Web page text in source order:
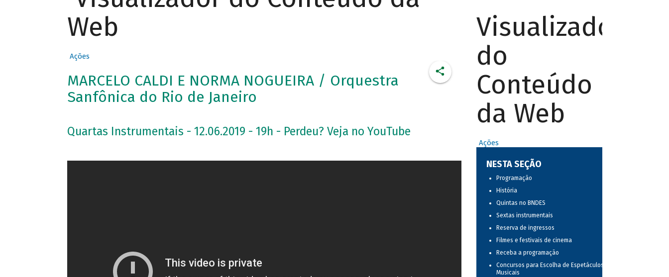
Web
Ações
MARCELO CALDI E NORMA NOGUEIRA / Orquestra
Sanfônica do Rio de Janeiro
Quartas Instrumentais - 12.06.2019 - 19h - Perdeu? Veja no YouTube
Visualizador
do
Conteúdo
da Web
Ações
NESTA SEÇÃO
Programação
História
Quintas no BNDES
Sextas instrumentais
Reserva de ingressos
Filmes e festivais de cinema
Receba a programação
Concursos para Escolha de Espetáculos
Musicais